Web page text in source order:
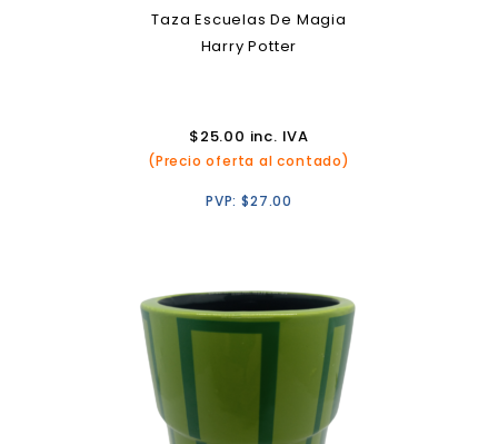
Taza Escuelas De Magia
Harry Potter
$25.00 inc. IVA
(Precio oferta al contado)
PVP:$27.00